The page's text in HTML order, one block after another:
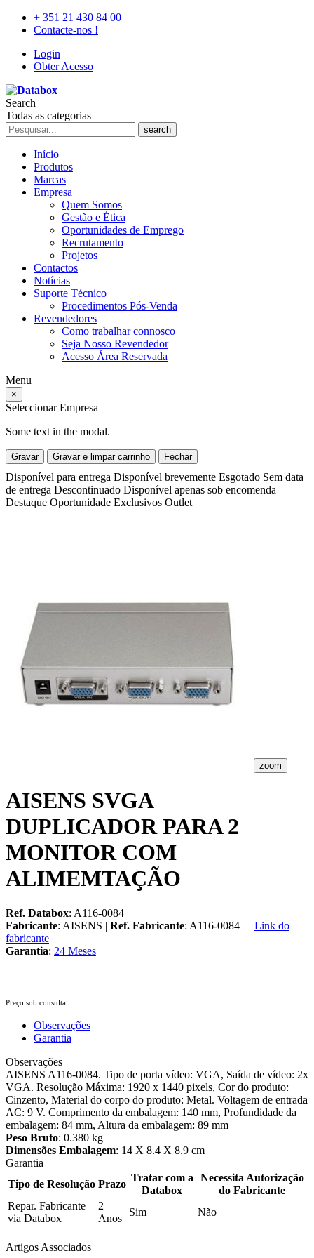
+ 351 21 430 84 00
Contacte-nos !
Login
Obter Acesso
Search
Todas as categorias
search
Início
Produtos
Marcas
Empresa
Quem Somos
Gestão e Ética
Oportunidades de Emprego
Recrutamento
Projetos
Contactos
Notícias
Suporte Técnico
Procedimentos Pós-Venda
Revendedores
Como trabalhar connosco
Seja Nosso Revendedor
Acesso Área Reservada
Menu
×
Seleccionar Empresa
Some text in the modal.
Gravar Gravar e limpar carrinho Fechar
Disponível para entrega Disponível brevemente Esgotado Sem data
de entrega Descontinuado Disponível apenas sob encomenda
Destaque Oportunidade Exclusivos Outlet
zoom
AISENS SVGA
DUPLICADOR PARA 2
MONITOR COM
ALIMEMTAÇÃO
Ref. Databox: A116-0084
Fabricante: AISENS | Ref. Fabricante: A116-0084
Link do
fabricante
Garantia: 24 Meses
Preço sob consulta
Observações
Garantia
Observações
AISENS A116-0084. Tipo de porta vídeo: VGA, Saída de vídeo: 2x
VGA. Resolução Máxima: 1920 x 1440 pixels, Cor do produto:
Cinzento, Material do corpo do produto: Metal. Voltagem de entrada
AC: 9 V. Comprimento da embalagem: 140 mm, Profundidade da
embalagem: 84 mm, Altura da embalagem: 89 mm
Peso Bruto: 0.380 kg
Dimensões Embalagem: 14 X 8.4 X 8.9 cm
Garantia
Tipo de Resolução Prazo
Tratar com a
Databox
Necessita Autorização
do Fabricante
Repar. Fabricante
via Databox
2
Anos
Sim Não
Artigos Associados